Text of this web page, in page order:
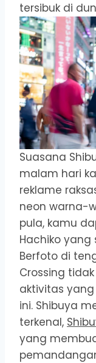
tersibuk di
Suasana
malam hari
reklame
neon warna-
pula, kamu
Hachiko
Berfoto di
Crossing
aktivitas
ini. Shibuya
terkenal,
yang